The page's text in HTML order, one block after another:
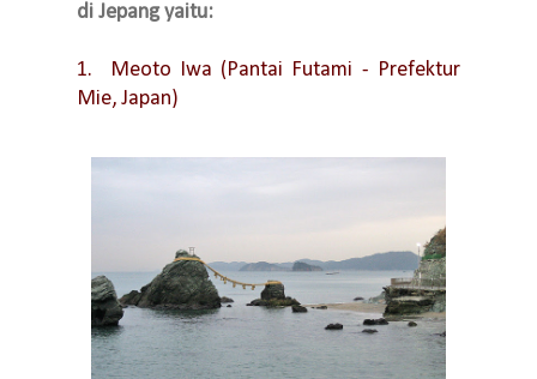
di Jepang yaitu:
1. Meoto Iwa (Pantai Futami - Prefektur
Mie, Japan)